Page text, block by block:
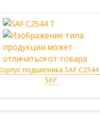
подшипника SAF C2544
SKF